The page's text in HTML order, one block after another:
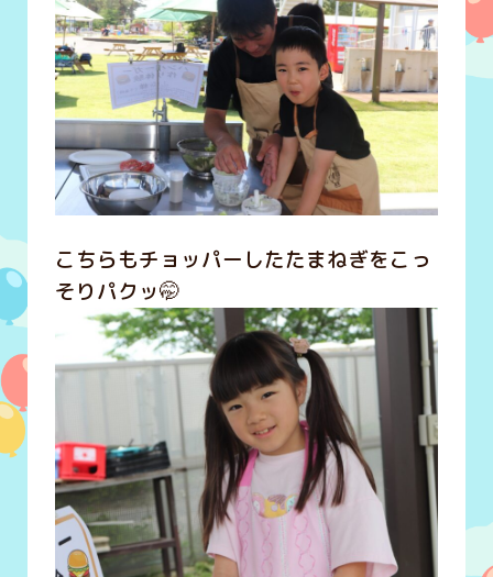
こちらもチョッパーしたたまねぎをこっ
そりパクッ🤭